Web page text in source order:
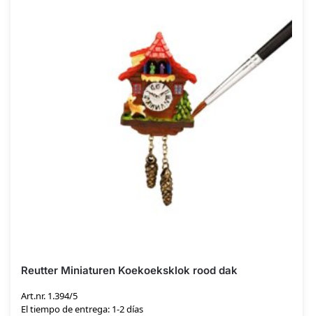
Reutter Miniaturen Koekoeksklok rood dak
Art.nr. 1.394/5
El tiempo de entrega: 1-2 días